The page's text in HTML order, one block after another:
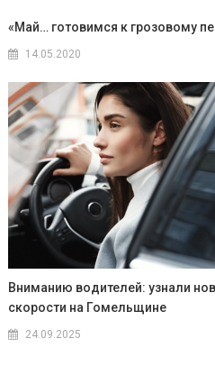
«Май… готовимся к грозовому
14.05.2020
Вниманию водителей: узнали
скорости на Гомельщине
24.09.2025